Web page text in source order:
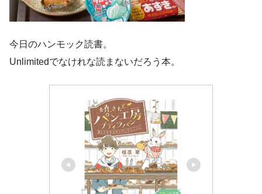
今日のハンモック読書。
Unlimitedでなけれな読まないだろう本。